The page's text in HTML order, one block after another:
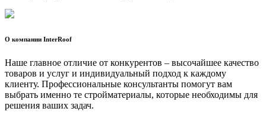
О компании InterRoof
Наше главное отличие от конкурентов – высочайшее качество
товаров и услуг и индивидуальный подход к каждому
клиенту. Профессиональные консультанты помогут вам
выбрать именно те стройматериалы, которые необходимы для
решения ваших задач.